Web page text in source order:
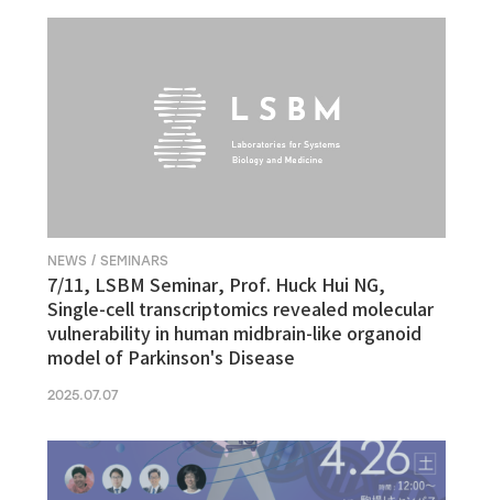
NEWS / SEMINARS
7/11, LSBM Seminar, Prof. Huck Hui NG,
Single-cell transcriptomics revealed molecular
vulnerability in human midbrain-like organoid
model of Parkinson's Disease
2025.07.07